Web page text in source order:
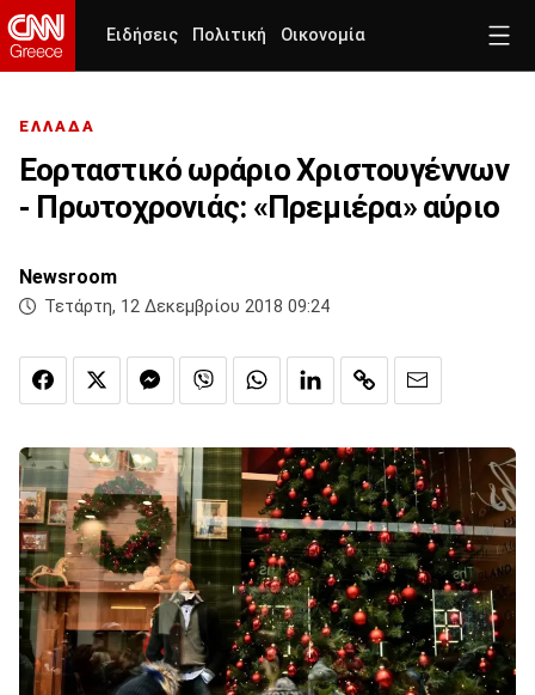
Ειδήσεις Πολιτική Οικονομία
ΕΛΛΑΔΑ
Εορταστικό ωράριο Χριστουγέννων
- Πρωτοχρονιάς: «Πρεμιέρα» αύριο
Newsroom
Τετάρτη, 12 Δεκεμβρίου 2018 09:24